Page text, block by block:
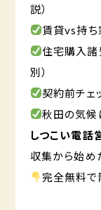
説）
賃貸vs持ち
住宅購入諸
別）
契約前チェ
秋田の気候
しつこい電話
収集から始め
完全無料で